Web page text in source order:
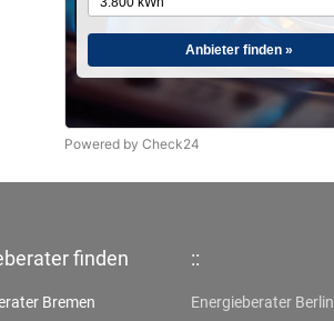
Anbieter finden »
Powered by Check24
finden
Bremen
::
Energieberater Berlin